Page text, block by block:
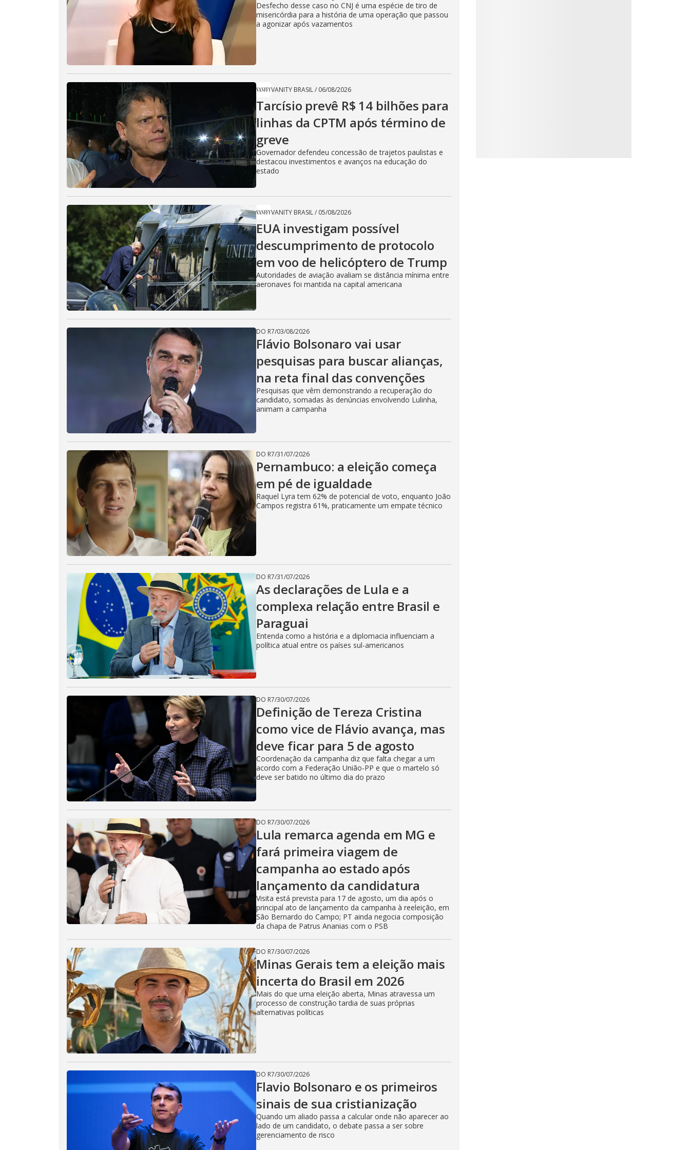
i
d
e
o
Desfecho desse caso no CNJ é uma espécie de tiro de
misericórdia para a história de uma operação que passou
a agonizar após vazamentos
VANITY BRASIL/ 06/08/2026
Tarcísio prevê R$ 14 bilhões para
linhas da CPTM após término de
greve
Governador defendeu concessão de trajetos paulistas e
destacou investimentos e avanços na educação do
estado
VANITY BRASIL/ 05/08/2026
EUA investigam possível
descumprimento de protocolo
em voo de helicóptero de Trump
Autoridades de aviação avaliam se distância mínima entre
aeronaves foi mantida na capital americana
DO R7/03/08/2026
Flávio Bolsonaro vai usar
pesquisas para buscar alianças,
na reta final das convenções
Pesquisas que vêm demonstrando a recuperação do
candidato, somadas às denúncias envolvendo Lulinha,
animam a campanha
DO R7/31/07/2026
Pernambuco: a eleição começa
em pé de igualdade
Raquel Lyra tem 62% de potencial de voto, enquanto João
Campos registra 61%, praticamente um empate técnico
DO R7/31/07/2026
As declarações de Lula e a
complexa relação entre Brasil e
Paraguai
Entenda como a história e a diplomacia influenciam a
política atual entre os países sul-americanos
DO R7/30/07/2026
Definição de Tereza Cristina
como vice de Flávio avança, mas
deve ficar para 5 de agosto
​Coordenação da campanha diz que falta chegar a um
acordo com a Federação União-PP e que o martelo só
deve ser batido no último dia do prazo
DO R7/30/07/2026
Lula remarca agenda em MG e
fará primeira viagem de
campanha ao estado após
lançamento da candidatura
Visita está prevista para 17 de agosto, um dia após o
principal ato de lançamento da campanha à reeleição, em
São Bernardo do Campo; PT ainda negocia composição
da chapa de Patrus Ananias com o PSB
DO R7/30/07/2026
Minas Gerais tem a eleição mais
incerta do Brasil em 2026
Mais do que uma eleição aberta, Minas atravessa um
processo de construção tardia de suas próprias
alternativas políticas
DO R7/30/07/2026
Flavio Bolsonaro e os primeiros
sinais de sua cristianização
Quando um aliado passa a calcular onde não aparecer ao
lado de um candidato, o debate passa a ser sobre
gerenciamento de risco